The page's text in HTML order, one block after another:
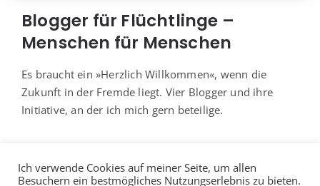
Blogger für Flüchtlinge –
Menschen für Menschen
Es braucht ein »Herz­lich Will­kom­men«, wenn die
Zukunft in der Frem­de liegt. Vier Blog­ger und ihre
Initia­ti­ve, an der ich mich gern beteilige.
Ich verwende Cookies auf meiner Seite, um allen
Besuchern ein bestmögliches Nutzungserlebnis zu bieten.